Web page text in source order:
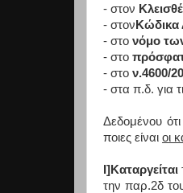
- στον
- στον Κώδικα
- στο νόμο
- στο
- στο ν.4600/
- στα π.δ. για
Δεδομένου
ποιες είναι οι
Ι]Καταργείται
την παρ.2δ